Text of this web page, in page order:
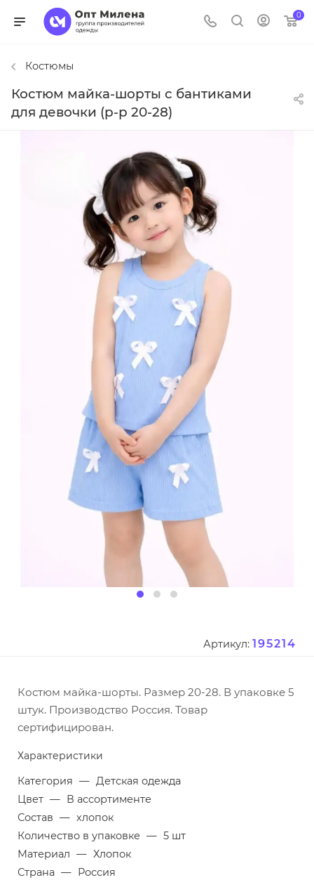
0
Костюмы
Костюм майка-шорты с бантиками
для девочки (р-р 20-28)
Артикул: 195214
Костюм майка-шорты. Размер 20-28. В упаковке 5
штук. Производство Россия. Товар
сертифицирован.
Характеристики
Категория — Детская одежда
Цвет — В ассортименте
Состав — хлопок
Количество в упаковке — 5 шт
Материал — Хлопок
Страна — Россия